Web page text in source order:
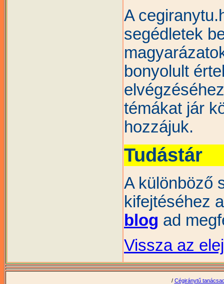
A
segédletek
bonyolult
témákat jár
hozzájuk.
Tudástár
A különböző
kifejtéséhez
blog ad
Vissza az